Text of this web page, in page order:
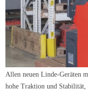
Allen neuen Linde-Geräten
hohe Traktion und